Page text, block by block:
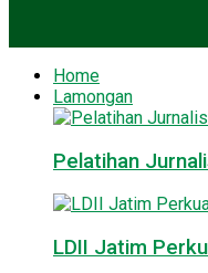
Home
Lamongan
Pelatihan
LDII Jatim